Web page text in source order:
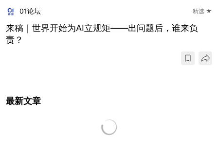
01论坛 精选 ★
来稿｜世界开始为AI立规矩——出问题后，谁来负
责？
最新文章